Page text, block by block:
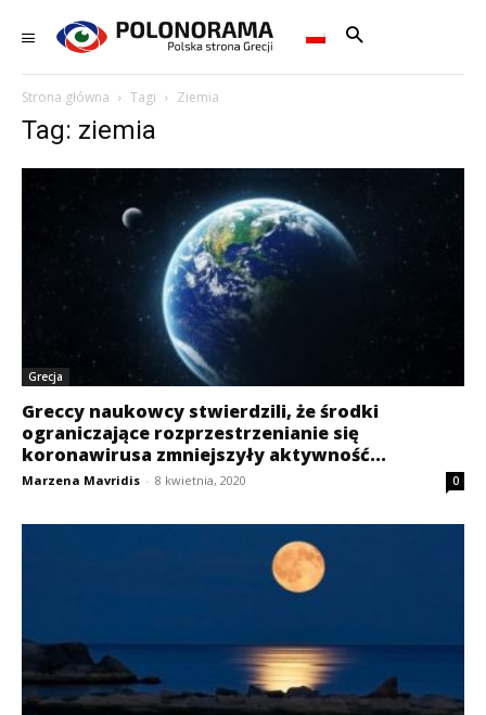
Strona główna Tagi Ziemia
Tag: ziemia
Grecja
Greccy naukowcy stwierdzili, że środki
ograniczające rozprzestrzenianie się
koronawirusa zmniejszyły aktywność...
Marzena Mavridis - 8 kwietnia, 2020 0